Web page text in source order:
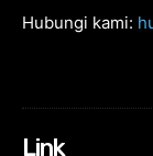
Hubungi kami:
Link